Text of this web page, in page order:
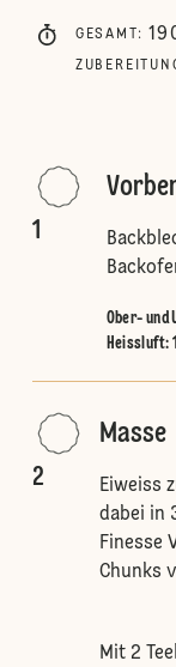
GESAMT :
1
Ober- und
Heissluft:
2
Masse
Eiweiss
dabei in
Finesse
Chunks
Mit 2